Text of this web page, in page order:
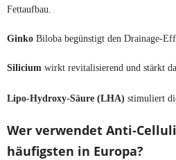
Fettaufbau.
Ginko Biloba begünstigt den Drainage-
Silicium wirkt revitalisierend und stärkt
Lipo-Hydroxy-Säure (LHA) stimuliert
Wer verwendet Anti-
häufigsten in Europa?